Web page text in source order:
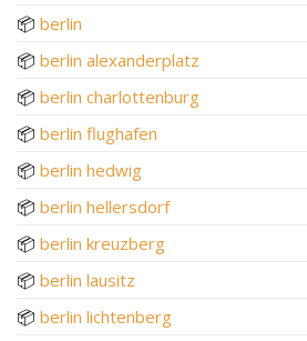
📦 berlin
📦 berlin alexanderplatz
📦 berlin charlottenburg
📦 berlin flughafen
📦 berlin hedwig
📦 berlin hellersdorf
📦 berlin kreuzberg
📦 berlin lausitz
📦 berlin lichtenberg